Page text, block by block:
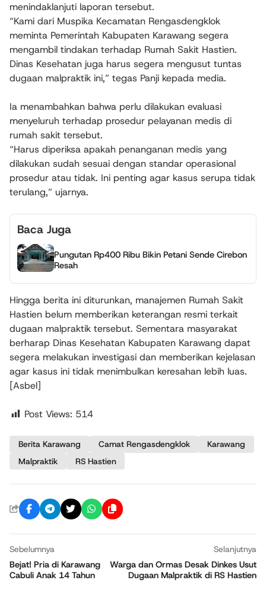
menindaklanjuti laporan tersebut.
“Kami dari Muspika Kecamatan Rengasdengklok
meminta Pemerintah Kabupaten Karawang segera
mengambil tindakan terhadap Rumah Sakit Hastien.
Dinas Kesehatan juga harus segera mengusut tuntas
dugaan malpraktik ini,” tegas Panji kepada media.
Ia menambahkan bahwa perlu dilakukan evaluasi
menyeluruh terhadap prosedur pelayanan medis di
rumah sakit tersebut.
“Harus diperiksa apakah penanganan medis yang
dilakukan sudah sesuai dengan standar operasional
prosedur atau tidak. Ini penting agar kasus serupa tidak
terulang,” ujarnya.
Baca Juga
Pungutan Rp400 Ribu Bikin Petani Sende Cirebon
Resah
Hingga berita ini diturunkan, manajemen Rumah Sakit
Hastien belum memberikan keterangan resmi terkait
dugaan malpraktik tersebut. Sementara masyarakat
berharap Dinas Kesehatan Kabupaten Karawang dapat
segera melakukan investigasi dan memberikan kejelasan
agar kasus ini tidak menimbulkan keresahan lebih luas.
[Asbel]
Post Views: 514
Berita Karawang Camat Rengasdengklok
Karawang
Malpraktik
RS Hastien
Sebelumnya
Bejat! Pria di Karawang
Cabuli Anak 14 Tahun
Selanjutnya
Warga dan Ormas Desak Dinkes Usut
Dugaan Malpraktik di RS Hastien